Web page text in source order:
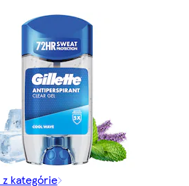
z kategórie